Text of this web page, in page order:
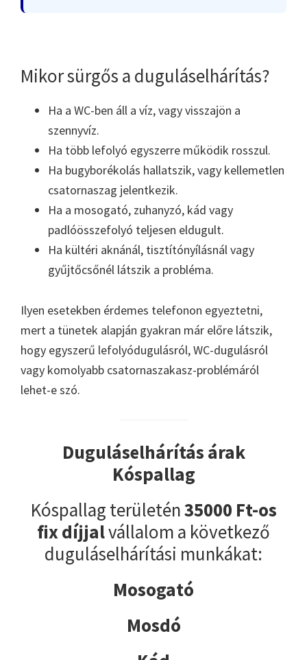
Mikor sürgős a duguláselhárítás?
Ha a WC-ben áll a víz, vagy visszajön a
szennyvíz.
Ha több lefolyó egyszerre működik rosszul.
Ha bugyborékolás hallatszik, vagy kellemetlen
csatornaszag jelentkezik.
Ha a mosogató, zuhanyzó, kád vagy
padlóösszefolyó teljesen eldugult.
Ha kültéri aknánál, tisztítónyílásnál vagy
gyűjtőcsőnél látszik a probléma.
Ilyen esetekben érdemes telefonon egyeztetni,
mert a tünetek alapján gyakran már előre látszik,
hogy egyszerű lefolyódugulásról, WC-dugulásról
vagy komolyabb csatornaszakasz-problémáról
lehet-e szó.
Duguláselhárítás árak
Kóspallag
Kóspallag területén35000 Ft-os
fix díjjalvállalom a következő
duguláselhárítási munkákat:
Mosogató
Mosdó